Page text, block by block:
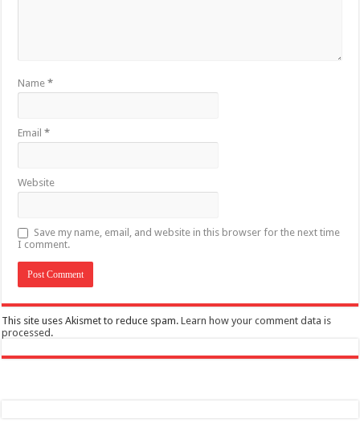
Name*
Email*
Website
Save my name, email, and website in this browser for the next time
I comment.
This site uses Akismet to reduce spam.Learn how your comment data is
processed .